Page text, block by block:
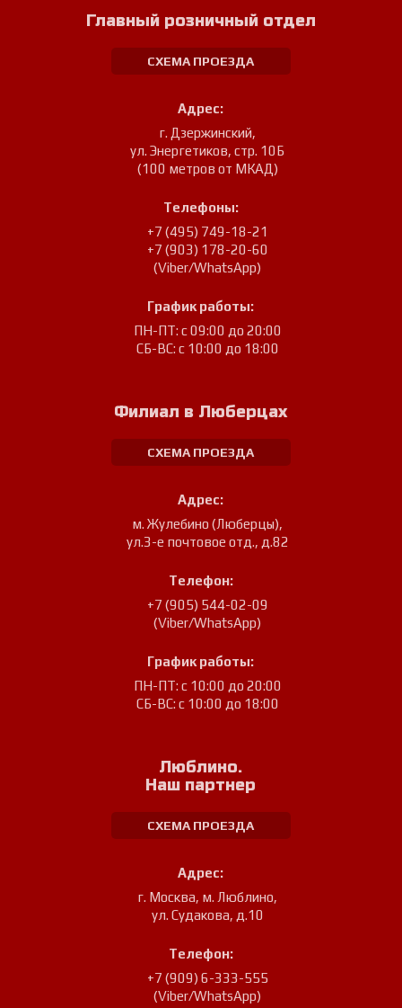
Главный розничный отдел
СХЕМА ПРОЕЗДА
Адрес:
г. Дзержинский,
ул. Энергетиков, стр. 10Б
(100 метров от МКАД)
Телефоны:
+7 (495) 749-18-21
+7 (903) 178-20-60
(Viber/WhatsApp)
График работы:
ПН-ПТ: с 09:00 до 20:00
СБ-ВС: с 10:00 до 18:00
Филиал в Люберцах
СХЕМА ПРОЕЗДА
Адрес:
м. Жулебино (Люберцы),
ул.3-е почтовое отд., д.82
Телефон:
+7 (905) 544-02-09
(Viber/WhatsApp)
График работы:
ПН-ПТ: с 10:00 до 20:00
СБ-ВС: с 10:00 до 18:00
Люблино.
Наш партнер
СХЕМА ПРОЕЗДА
Адрес:
г. Москва, м. Люблино,
ул. Судакова, д.10
Телефон:
+7 (909) 6-333-555
(Viber/WhatsApp)